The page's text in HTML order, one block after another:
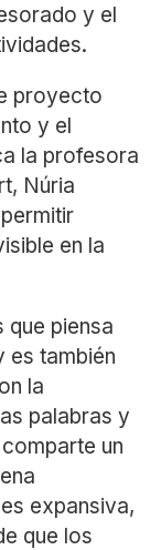
y el
proyecto
y el
la profesora
Núria
en la
que piensa
es también
la
palabras y
un
expansiva,
que los